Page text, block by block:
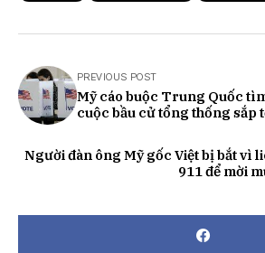
PREVIOUS POST
Mỹ cáo buộc Trung Quốc
cuộc bầu cử tổng thống sắp
Người đàn ông Mỹ gốc Việt bị bắt vì
911 để mời